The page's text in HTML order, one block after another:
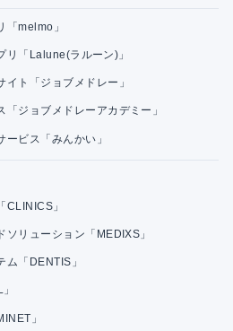
「melmo」
リ「Lalune(ラルーン)」
ト「ジョブメドレー」
ジョブメドレーアカデミー」
ビス「みんかい」
CLINICS」
リューション「MEDIXS」
ム「DENTIS」
」